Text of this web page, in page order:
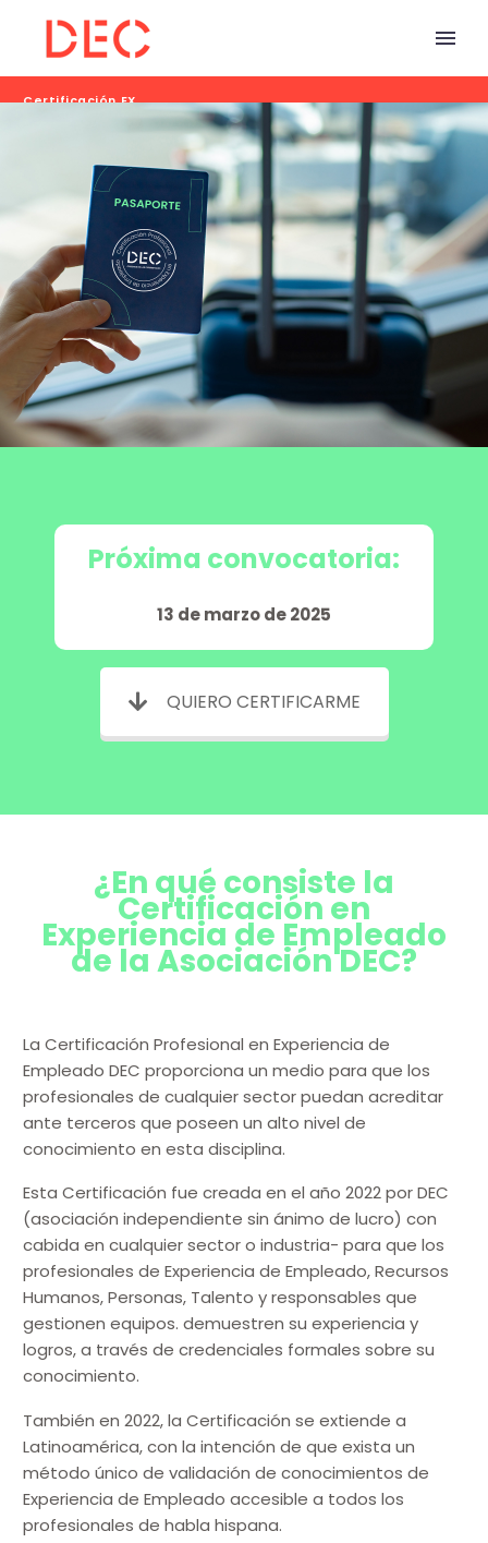
Certificación EX
Próxima convocatoria:
13 de marzo de 2025
QUIERO CERTIFICARME
¿En qué consiste la
Certificación en
Experiencia de Empleado
de la Asociación DEC?
La Certificación Profesional en Experiencia de
Empleado DEC proporciona un medio para que los
profesionales de cualquier sector puedan acreditar
ante terceros que poseen un alto nivel de
conocimiento en esta disciplina.
Esta Certificación fue creada en el año 2022 por DEC
(asociación independiente sin ánimo de lucro) con
cabida en cualquier sector o industria- para que los
profesionales de Experiencia de Empleado, Recursos
Humanos, Personas, Talento y responsables que
gestionen equipos. demuestren su experiencia y
logros, a través de credenciales formales sobre su
conocimiento.
También en 2022, la Certificación se extiende a
Latinoamérica, con la intención de que exista un
método único de validación de conocimientos de
Experiencia de Empleado accesible a todos los
profesionales de habla hispana.